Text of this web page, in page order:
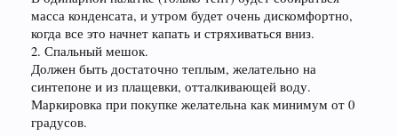
масса конденсата, и утром будет очень дискомфортно,
когда все это начнет капать и стряхиваться вниз.
2. Спальный мешок.
Должен быть достаточно теплым, желательно на
синтепоне и из плащевки, отталкивающей воду.
Маркировка при покупке желательна как минимум от 0
градусов.